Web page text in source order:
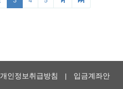
개인정보취급방침 |
입금계좌안